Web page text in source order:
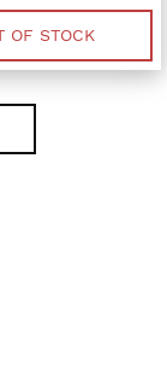
kr.
is:
1,024.50
OF STOCK